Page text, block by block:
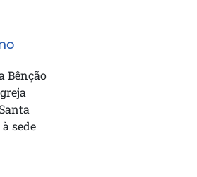
Bênção
sede